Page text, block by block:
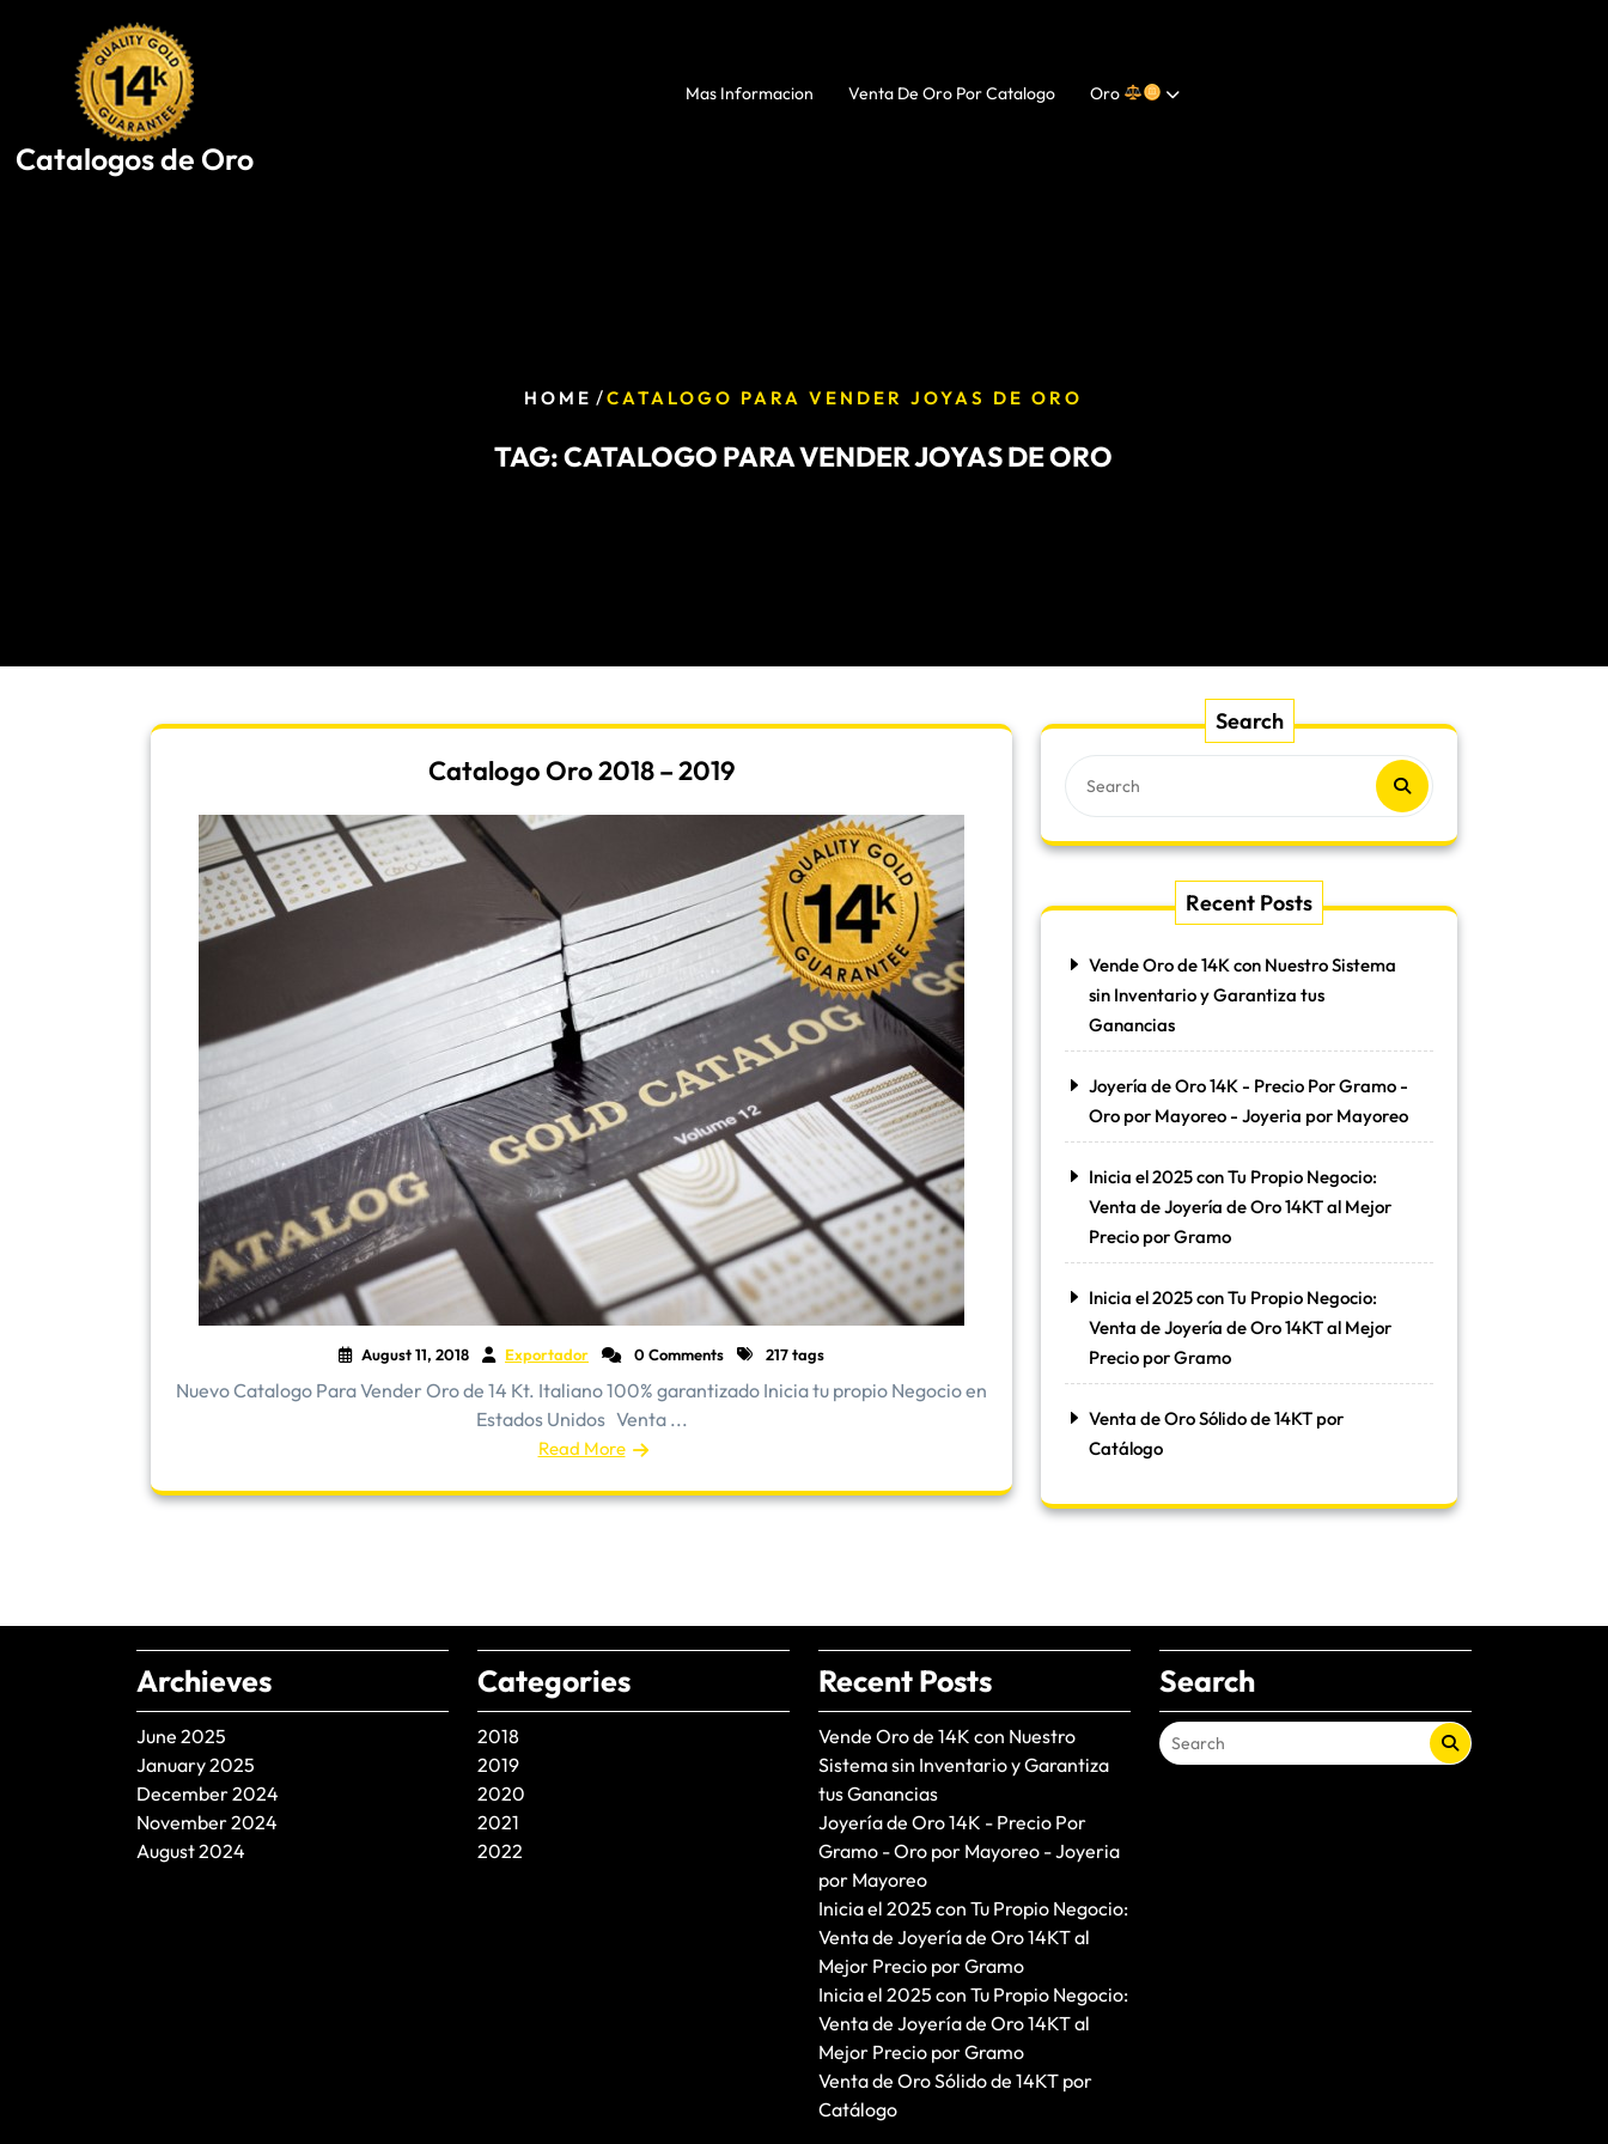
Catalogos de Oro
Mas Informacion Venta De Oro Por Catalogo Oro
HOME /CATALOGO PARA VENDER JOYAS DE ORO
TAG:CATALOGO PARA VENDER JOYAS DE ORO
Catalogo Oro 2018 – 2019
August 11, 2018 Exportador 0 Comments 217 tags
Nuevo Catalogo Para Vender Oro de 14 Kt. Italiano 100% garantizado Inicia tu propio Negocio en
Estados Unidos Venta ...
Read More
Search
Recent Posts
Vende Oro de 14K con Nuestro Sistema
sin Inventario y Garantiza tus
Ganancias
Joyería de Oro 14K - Precio Por Gramo -
Oro por Mayoreo - Joyeria por Mayoreo
Inicia el 2025 con Tu Propio Negocio:
Venta de Joyería de Oro 14KT al Mejor
Precio por Gramo
Inicia el 2025 con Tu Propio Negocio:
Venta de Joyería de Oro 14KT al Mejor
Precio por Gramo
Venta de Oro Sólido de 14KT por
Catálogo
Archieves
June 2025
January 2025
December 2024
November 2024
August 2024
Categories
2018
2019
2020
2021
2022
Recent Posts
Vende Oro de 14K con Nuestro
Sistema sin Inventario y Garantiza
tus Ganancias
Joyería de Oro 14K - Precio Por
Gramo - Oro por Mayoreo - Joyeria
por Mayoreo
Inicia el 2025 con Tu Propio Negocio:
Venta de Joyería de Oro 14KT al
Mejor Precio por Gramo
Inicia el 2025 con Tu Propio Negocio:
Venta de Joyería de Oro 14KT al
Mejor Precio por Gramo
Venta de Oro Sólido de 14KT por
Catálogo
Search